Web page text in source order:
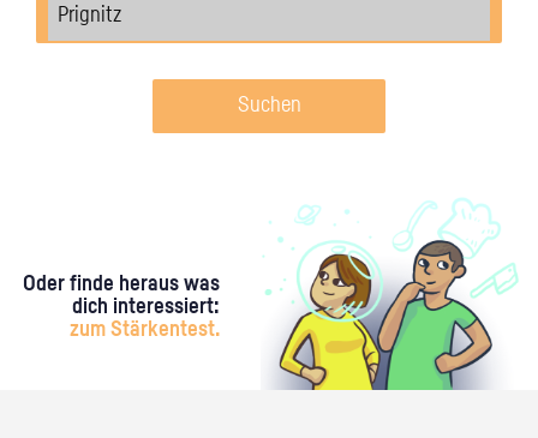
Suchen
Oder finde heraus was
dich interessiert:
zum Stärkentest.